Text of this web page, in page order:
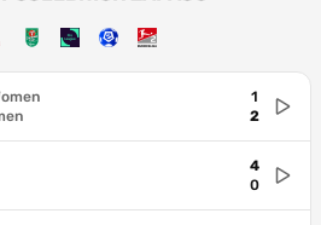
1
2
4
0